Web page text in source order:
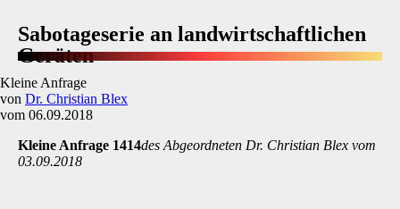
Sabotageserie an landwirtschaftlichen
Geräten
Kleine Anfrage
von Dr. Christian Blex
vom 06.09.2018
Kleine Anfrage 1414des Abgeordneten Dr. Christian Blex vom
03.09.2018